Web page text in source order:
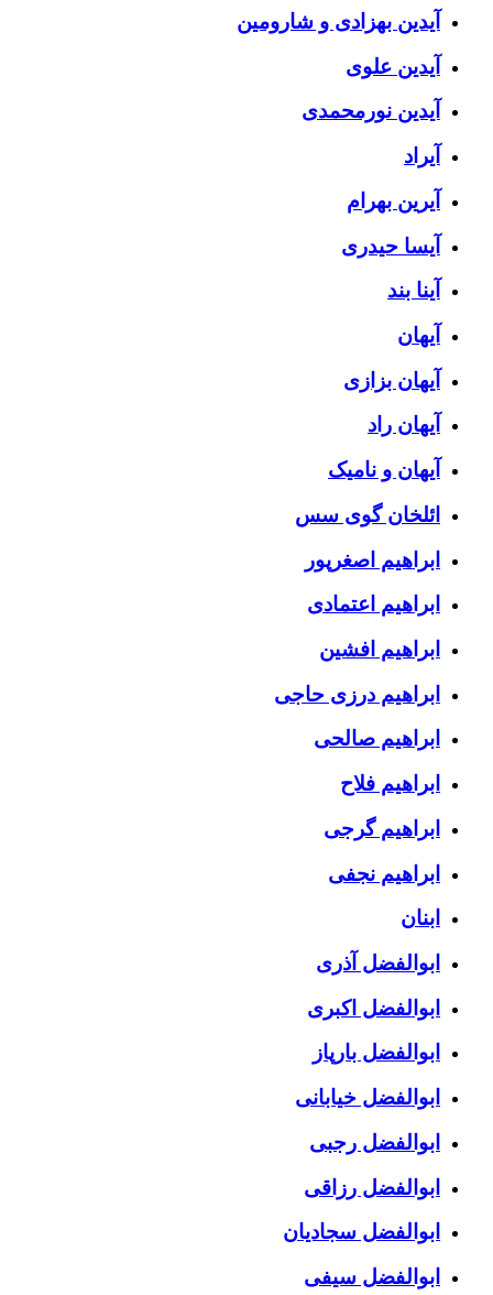
آیدین بهزادی و شارومین
آیدین علوی
آیدین نورمحمدی
آیراد
آیرین بهرام
آیسا حیدری
آینا بند
آیهان
آیهان بزازی
آیهان راد
آیهان و نامیک
ائلخان گوی سس
ابراهیم اصغرپور
ابراهیم اعتمادی
ابراهیم افشین
ابراهیم درزی حاجی
ابراهیم صالحی
ابراهیم فلاح
ابراهیم گرجی
ابراهیم نجفی
ابنان
ابوالفضل آذری
ابوالفضل اکبری
ابوالفضل بارپاز
ابوالفضل خیابانی
ابوالفضل رجبی
ابوالفضل رزاقی
ابوالفضل سجادیان
ابوالفضل سیفی